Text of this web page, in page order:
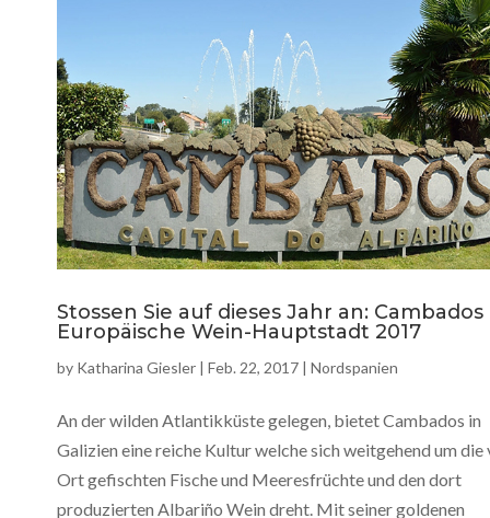
Stossen Sie auf dieses Jahr an: Cambados
Europäische Wein-Hauptstadt 2017
by Katharina Giesler | Feb. 22, 2017 | Nordspanien
An der wilden Atlantikküste gelegen, bietet Cambados in
Galizien eine reiche Kultur welche sich weitgehend um die
Ort gefischten Fische und Meeresfrüchte und den dort
produzierten Albariño Wein dreht. Mit seiner goldenen